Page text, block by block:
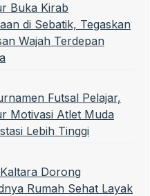
Buka Kirab
di Sebatik, Tegaskan
Wajah Terdepan
Futsal Pelajar,
Motivasi Atlet Muda
Lebih Tinggi
Dorong
Rumah Sehat Layak